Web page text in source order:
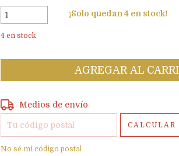
4 en stock
¡Solo quedan4 en stock!
Entregas para el CP:
Medios de envío
CALCULAR
No sé mi código postal